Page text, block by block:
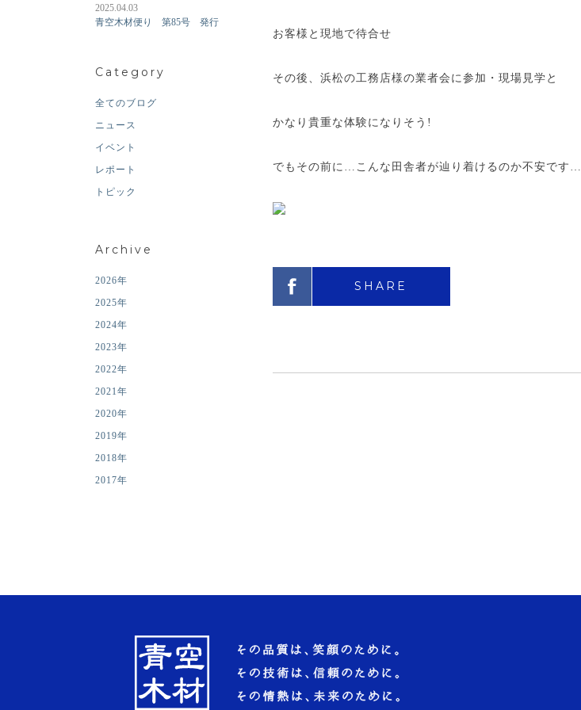
2025.04.03
青空木材便り 第85号 発行
Category
全てのブログ
ニュース
イベント
レポート
トピック
Archive
2026年
2025年
2024年
2023年
2022年
2021年
2020年
2019年
2018年
2017年
お客様と現地で待合せ
その後、浜松の工務店様の業者会に参加・現場見学と
かなり貴重な体験になりそう!
でもその前に…こんな田舎者が辿り着けるのか不安です…
SHARE